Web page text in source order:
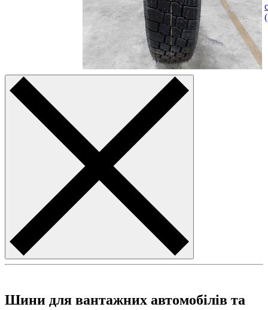
Шини для вантажних автомобілів та